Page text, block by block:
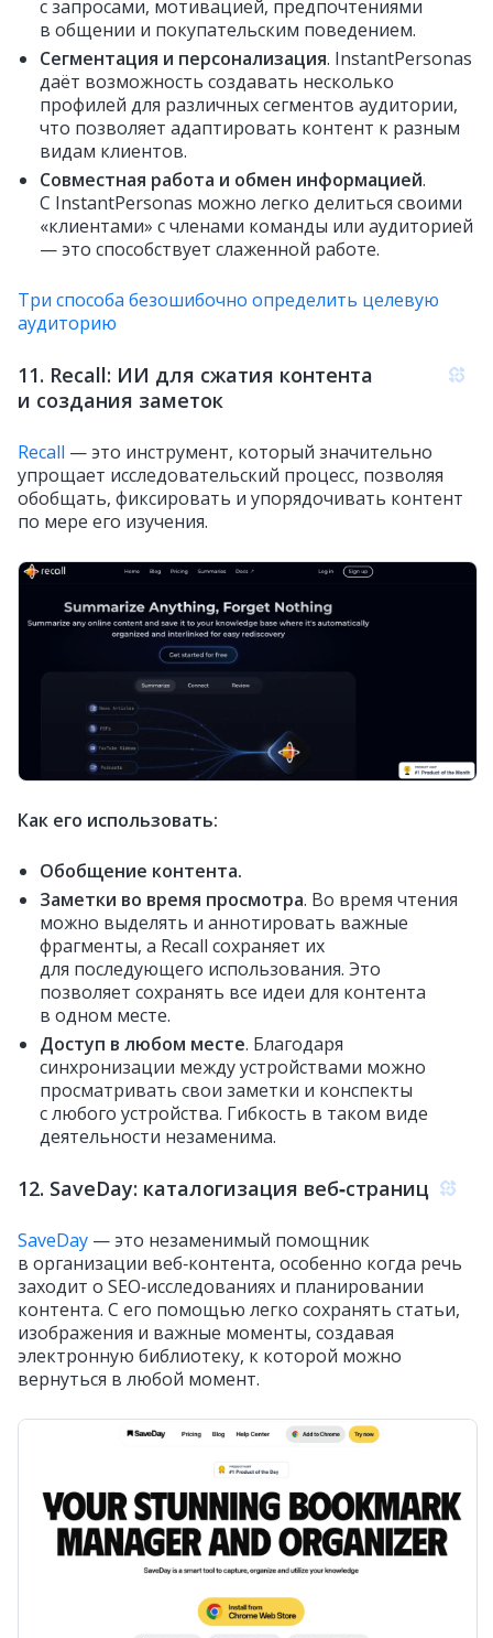
с запросами, мотивацией, предпочтениями
в общении и покупательским поведением.
Сегментация и персонализация. InstantPersonas
даёт возможность создавать несколько
профилей для различных сегментов аудитории,
что позволяет адаптировать контент к разным
видам клиентов.
Совместная работа и обмен информацией.
С InstantPersonas можно легко делиться своими
«клиентами» с членами команды или аудиторией
— это способствует слаженной работе.
Три способа безошибочно определить целевую
аудиторию
11. Recall: ИИ для сжатия контента
и создания заметок
Recall — это инструмент, который значительно
упрощает исследовательский процесс, позволяя
обобщать, фиксировать и упорядочивать контент
по мере его изучения.
Как его использовать:
Обобщение контента.
Заметки во время просмотра. Во время чтения
можно выделять и аннотировать важные
фрагменты, а Recall сохраняет их
для последующего использования. Это
позволяет сохранять все идеи для контента
в одном месте.
Доступ в любом месте. Благодаря
синхронизации между устройствами можно
просматривать свои заметки и конспекты
с любого устройства. Гибкость в таком виде
деятельности незаменима.
12. SaveDay: каталогизация веб‑страниц
SaveDay — это незаменимый помощник
в организации веб‑контента, особенно когда речь
заходит о SEO‑исследованиях и планировании
контента. С его помощью легко сохранять статьи,
изображения и важные моменты, создавая
электронную библиотеку, к которой можно
вернуться в любой момент.